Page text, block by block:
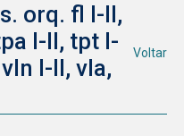
orq. fl I-II,
I-II, tpt I-
I-II, vla,
Voltar